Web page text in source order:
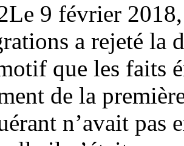
9 février
a rejeté la
que les faits
de la
n’avait pas